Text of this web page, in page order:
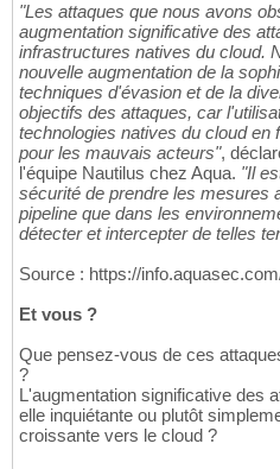
"Les attaques que nous avons
augmentation significative des
infrastructures natives du cloud.
nouvelle augmentation de la
techniques d'évasion et de la
objectifs des attaques, car
technologies natives du cloud en
pour les mauvais acteurs",
l'équipe Nautilus chez Aqua. "Il
sécurité de prendre les mesures
pipeline que dans les
détecter et intercepter de telles
Source : https://
Et vous ?
Que pensez-vous de ces
?
L'augmentation significative des
elle inquiétante ou plutôt
croissante vers le cloud ?